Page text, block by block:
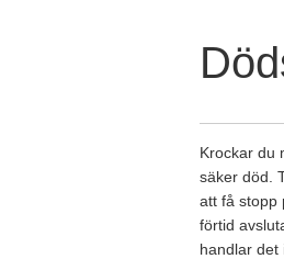
Krockar du
säker död.
att få stopp
förtid
handlar det